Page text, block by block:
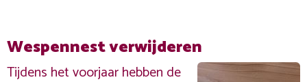
Wespennest verwijderen
Tijdens het voorjaar hebben de